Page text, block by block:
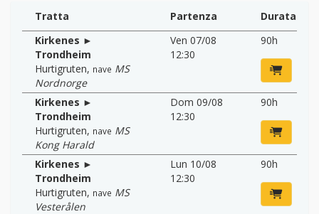
Tratta Partenza
Durata
Kirkenes ►
Trondheim
Hurtigruten, nave MS
Nordnorge
Ven 07/08
12:30
90h
Kirkenes ►
Trondheim
Hurtigruten, nave MS
Kong Harald
Dom 09/08
12:30
90h
Kirkenes ►
Trondheim
Hurtigruten, nave MS
Vesterålen
Lun 10/08
12:30
90h